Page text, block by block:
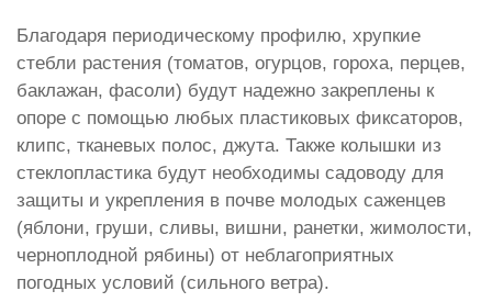
Благодаря периодическому профилю, хрупкие
стебли растения (томатов, огурцов, гороха, перцев,
баклажан, фасоли) будут надежно закреплены к
опоре с помощью любых пластиковых фиксаторов,
клипс, тканевых полос, джута. Также колышки из
стеклопластика будут необходимы садоводу для
защиты и укрепления в почве молодых саженцев
(яблони, груши, сливы, вишни, ранетки, жимолости,
черноплодной рябины) от неблагоприятных
погодных условий (сильного ветра).